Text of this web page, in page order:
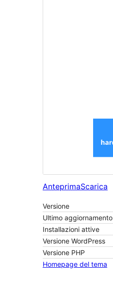
AnteprimaScarica
Versione
Ultimo aggiornamento
Installazioni attive
Versione WordPress
Versione PHP
Homepage del tema